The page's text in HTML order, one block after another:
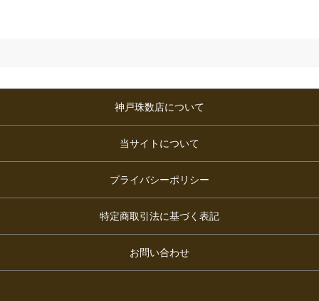
神戸珠数店について
当サイトについて
プライバシーポリシー
特定商取引法に基づく表記
お問い合わせ